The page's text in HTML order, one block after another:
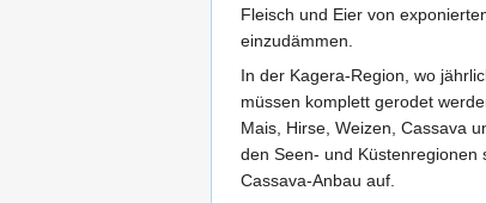
Fleisch und Eier von
einzudämmen.
In der Kagera-Region, wo
müssen komplett gerodet
Mais, Hirse, Weizen, Cassava
den Seen- und Küstenregionen
Cassava-Anbau auf.